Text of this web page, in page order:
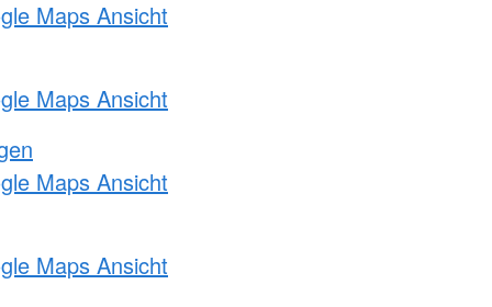
Maps Ansicht
Maps Ansicht
Maps Ansicht
Maps Ansicht